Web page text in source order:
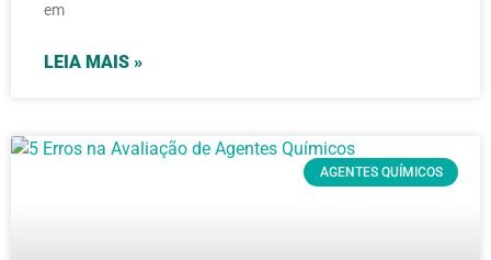
em
LEIA MAIS »
AGENTES QUÍMICOS